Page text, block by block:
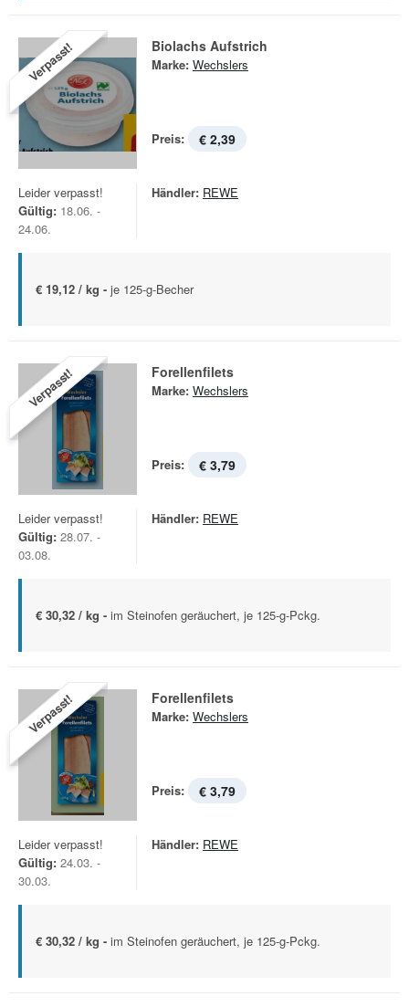
Verpasst! Biolachs Aufstrich
Marke: Wechslers
Preis: € 2,39
Leider verpasst!
Gültig: 18.06. -
24.06.
Händler: REWE
€ 19,12 / kg - je 125-g-Becher
Verpasst! Forellenfilets
Marke: Wechslers
Preis: € 3,79
Leider verpasst!
Gültig: 28.07. -
03.08.
Händler: REWE
€ 30,32 / kg - im Steinofen geräuchert, je 125-g-Pckg.
Verpasst! Forellenfilets
Marke: Wechslers
Preis: € 3,79
Leider verpasst!
Gültig: 24.03. -
30.03.
Händler: REWE
€ 30,32 / kg - im Steinofen geräuchert, je 125-g-Pckg.